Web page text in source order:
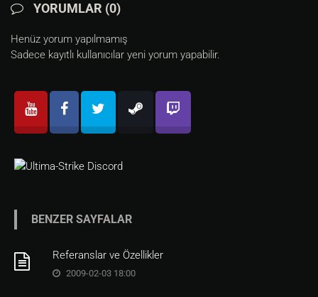
YORUMLAR (0)
Henüz yorum yapılmamış
Sadece kayıtlı kullanıcılar yeni yorum yapabilir.
BENZER SAYFALAR
Referanslar ve Özellikler
2009-02-03 18:00